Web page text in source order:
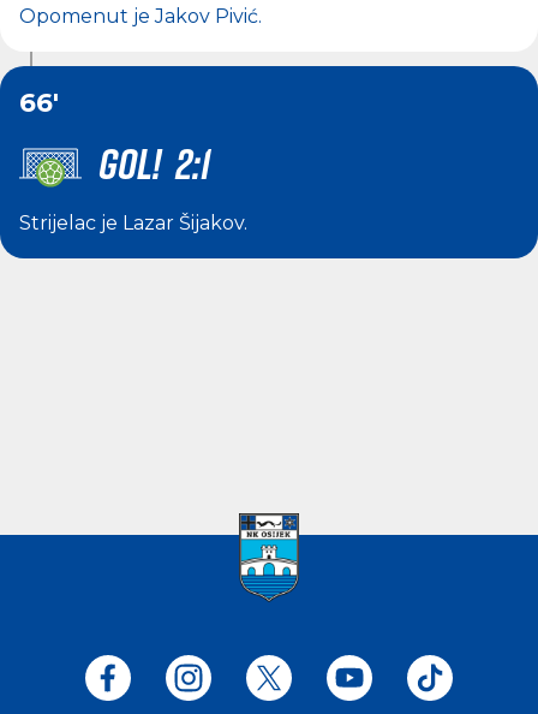
Opomenut jeJakov Pivić.
66'
GOL! 2:1
Strijelac je Lazar Šijakov.